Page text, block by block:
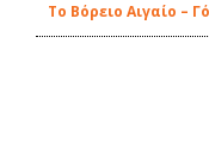
To Βόρειο Αιγαίο –